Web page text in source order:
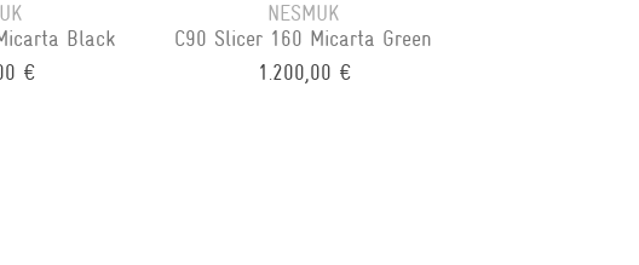
Black
€
NESMUK
C90 Slicer 160 Micarta Green
1.200,00 €